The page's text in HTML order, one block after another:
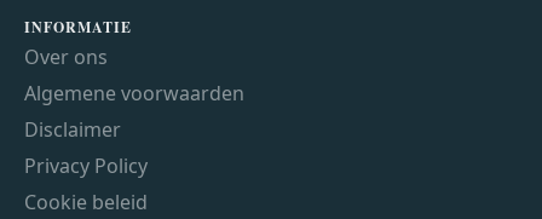
INFORMATIE
Over ons
Algemene voorwaarden
Disclaimer
Privacy Policy
Cookie beleid